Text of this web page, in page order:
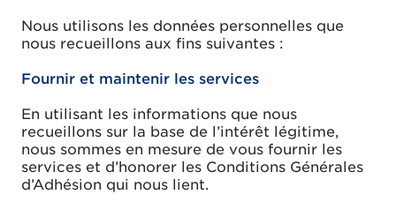
Nous utilisons les données personnelles que
nous recueillons aux fins suivantes :
Fournir et maintenir les services
En utilisant les informations que nous
recueillons sur la base de l’intérêt légitime,
nous sommes en mesure de vous fournir les
services et d’honorer les Conditions Générales
d’Adhésion qui nous lient.